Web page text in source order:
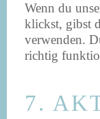
Wenn du
klickst, gibst
verwenden.
richtig
7.